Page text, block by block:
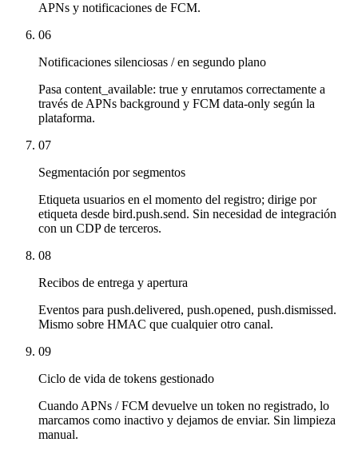
APNs y notificaciones de FCM.
06
Notificaciones silenciosas / en segundo plano
Pasa content_available: true y enrutamos correctamente a
través de APNs background y FCM data-only según la
plataforma.
07
Segmentación por segmentos
Etiqueta usuarios en el momento del registro; dirige por
etiqueta desde bird.push.send. Sin necesidad de integración
con un CDP de terceros.
08
Recibos de entrega y apertura
Eventos para push.delivered, push.opened, push.dismissed.
Mismo sobre HMAC que cualquier otro canal.
09
Ciclo de vida de tokens gestionado
Cuando APNs / FCM devuelve un token no registrado, lo
marcamos como inactivo y dejamos de enviar. Sin limpieza
manual.